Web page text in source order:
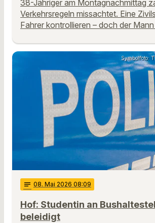
38-Jähriger am Montagnachmittag
Verkehrsregeln missachtet. Eine
Fahrer kontrollieren – doch der
Symbolfoto:
notes 08. Mai 2026 08:09
Hof: Studentin an
beleidigt